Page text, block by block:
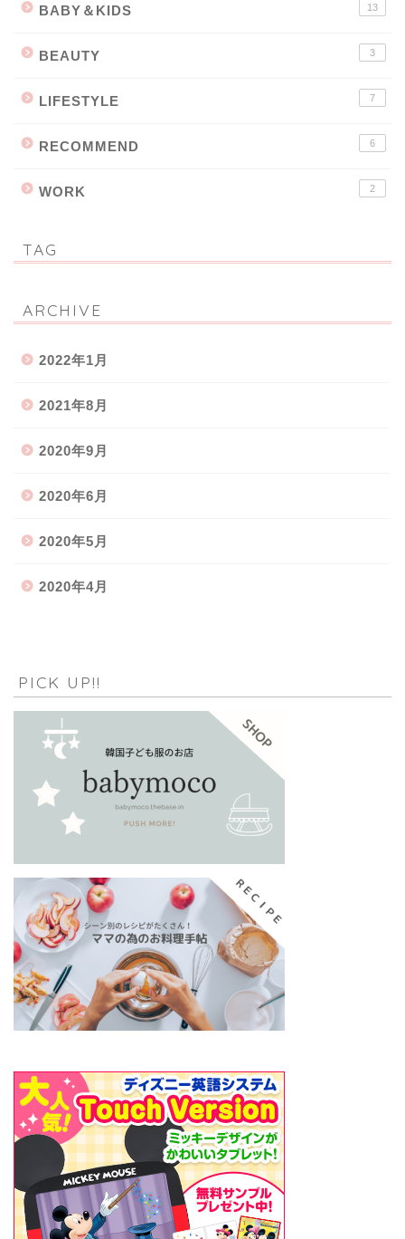
BABY＆KIDS 13
BEAUTY 3
LIFESTYLE 7
RECOMMEND 6
WORK 2
TAG
ARCHIVE
2022年1月
2021年8月
2020年9月
2020年6月
2020年5月
2020年4月
PICK UP!!